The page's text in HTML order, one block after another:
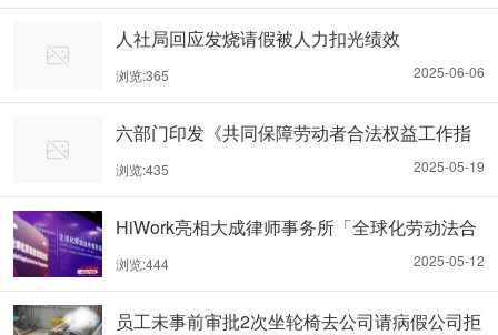
人社局回应发烧请假被人力扣光绩效
2025-06-06
浏览:365
六部门印发《共同保障劳动者合法权益工作指
引》
2025-05-19
浏览:435
HiWork亮相大成律师事务所「全球化劳动法合
规论坛」，分享全球雇佣合规研究及发展趋势
2025-05-12
浏览:444
员工未事前审批2次坐轮椅去公司请病假公司拒